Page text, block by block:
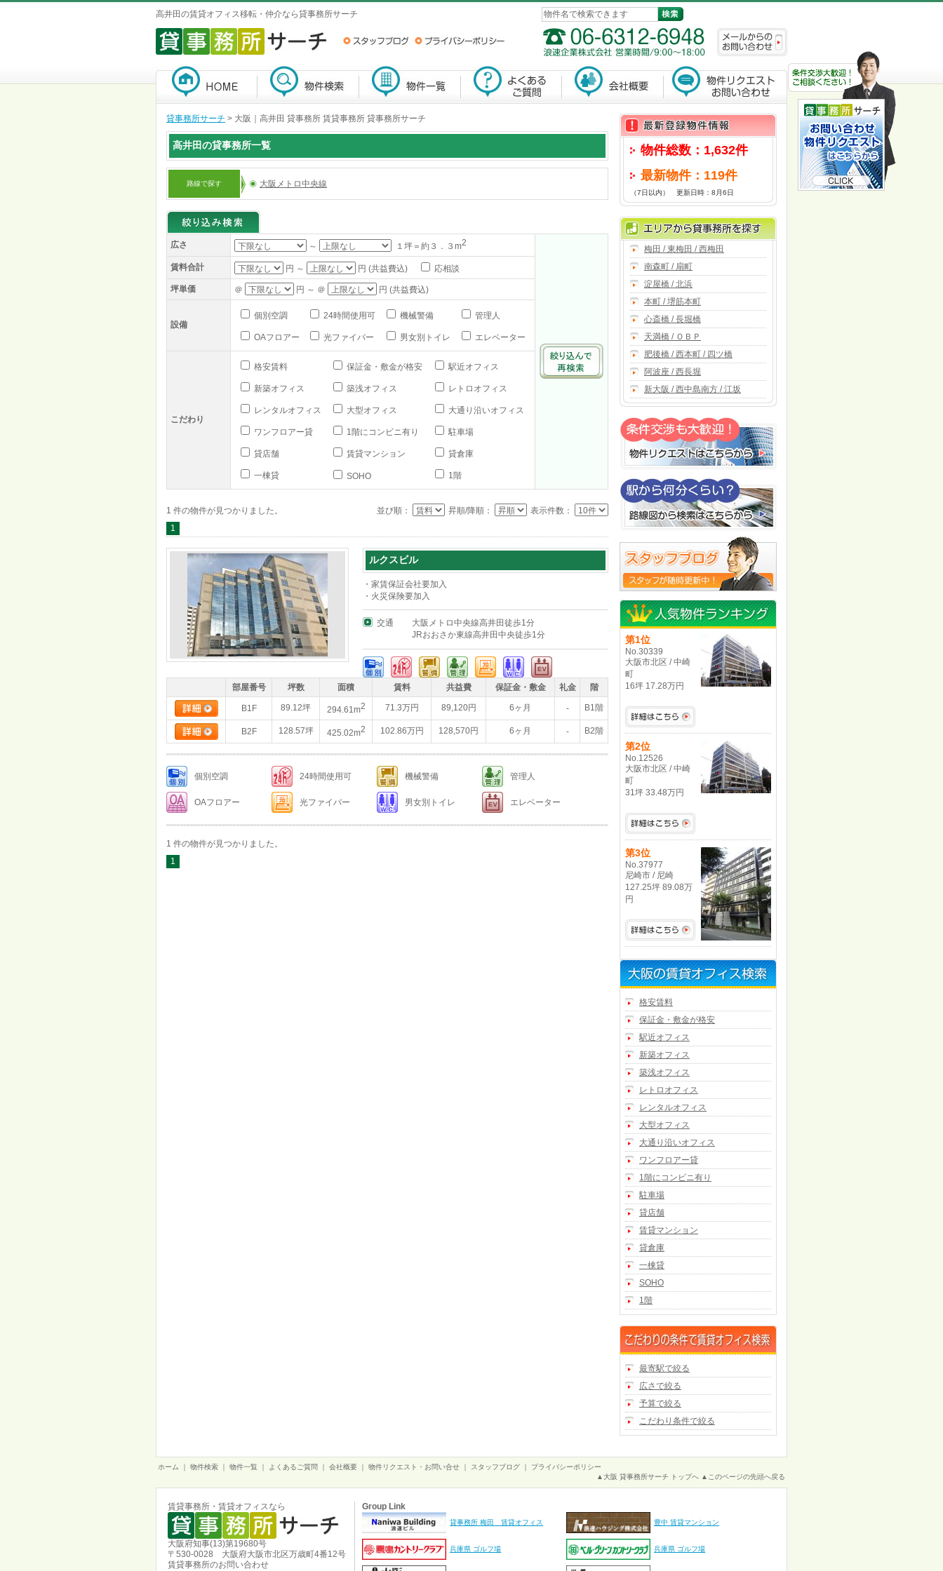
高井田の賃貸オフィス移転・仲介なら貸事務所サーチ
貸事務所サーチ > 大阪｜高井田 貸事務所 賃貸事務所 貸事務所サーチ
高井田の貸事務所一覧
路線で探す 大阪メトロ中央線
広さ ～ １坪＝約３．３m2
賃料合計 円 ～ 円 (共益費込) 応相談
坪単価 ＠ 円 ～ ＠ 円 (共益費込)
設備
個別空調 24時間使用可 機械警備 管理人
OAフロアー 光ファイバー 男女別トイレ エレベーター
こだわり
格安賃料 保証金・敷金が格安 駅近オフィス
新築オフィス 築浅オフィス レトロオフィス
レンタルオフィス 大型オフィス 大通り沿いオフィス
ワンフロアー貸 1階にコンビニ有り 駐車場
貸店舗 賃貸マンション 貸倉庫
一棟貸 SOHO 1階
1 件の物件が見つかりました。 並び順： 昇順/降順：
表示件数：
1
ルクスビル
・家賃保証会社要加入
・火災保険要加入
交通
大阪メトロ中央線高井田徒歩1分
JRおおさか東線高井田中央徒歩1分
部屋番号 坪数 面積 賃料 共益費 保証金・敷金 礼金 階
B1F 89.12坪 294.61m2 71.3万円 89,120円 6ヶ月 - B1階
B2F 128.57坪 425.02m2 102.86万円 128,570円 6ヶ月 - B2階
個別空調 24時間使用可 機械警備 管理人
OAフロアー 光ファイバー 男女別トイレ エレベーター
1 件の物件が見つかりました。
1
物件総数：1,632件
最新物件：119件
（7日以内） 更新日時：8月6日
梅田 / 東梅田 / 西梅田
南森町 / 扇町
淀屋橋 / 北浜
本町 / 堺筋本町
心斎橋 / 長堀橋
天満橋 / ＯＢＰ
肥後橋 / 西本町 / 四ツ橋
阿波座 / 西長堀
新大阪 / 西中島南方 / 江坂
第1位
No.30339
大阪市北区 / 中崎
町
16坪 17.28万円
第2位
No.12526
大阪市北区 / 中崎
町
31坪 33.48万円
第3位
No.37977
尼崎市 / 尼崎
127.25坪 89.08万
円
格安賃料
保証金・敷金が格安
駅近オフィス
新築オフィス
築浅オフィス
レトロオフィス
レンタルオフィス
大型オフィス
大通り沿いオフィス
ワンフロアー貸
1階にコンビニ有り
駐車場
貸店舗
賃貸マンション
貸倉庫
一棟貸
SOHO
1階
最寄駅で絞る
広さで絞る
予算で絞る
こだわり条件で絞る
ホーム 物件検索 物件一覧 よくあるご質問 会社概要 物件リクエスト・お問い合せ スタッフブログ
プライバシーポリシー
▲大阪 貸事務所サーチ トップへ ▲このページの先頭へ戻る
賃貸事務所・賃貸オフィスなら
大阪府知事(13)第19680号
〒530-0028 大阪府大阪市北区万歳町4番12号
賃貸事務所のお問い合わせ
Group Link
貸事務所 梅田 賃貸オフィス 豊中 賃貸マンション
兵庫県 ゴルフ場 兵庫県 ゴルフ場